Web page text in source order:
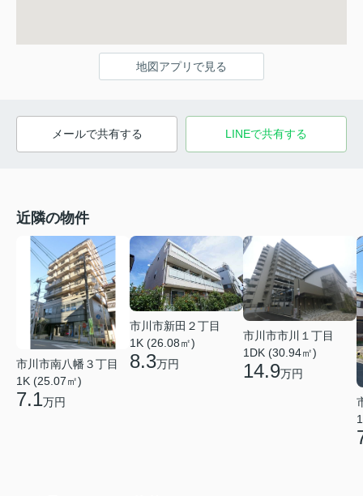
地図アプリで見る
メールで共有する LINEで共有する
近隣の物件
市川市南八幡３丁目
1K (25.07㎡)
7.1万円
市川市新田２丁目
1K (26.08㎡)
8.3万円
市川市市川１丁目
1DK (30.94㎡)
14.9万円